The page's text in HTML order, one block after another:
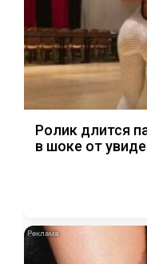
Ролик длится
в шоке от